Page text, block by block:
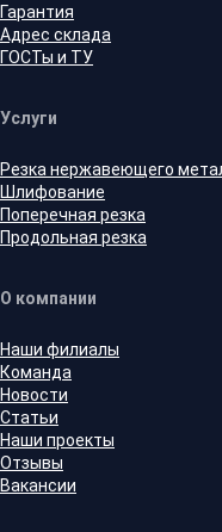
Гарантия
Адрес склада
ГОСТы и ТУ
Услуги
Резка нержавеющего
Шлифование
Поперечная резка
Продольная резка
О компании
Наши филиалы
Команда
Новости
Статьи
Наши проекты
Отзывы
Вакансии